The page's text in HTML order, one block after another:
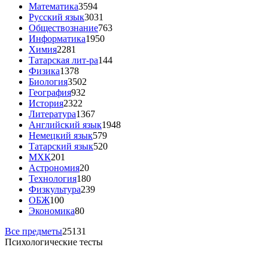
Математика3594
Русский язык3031
Обществознание763
Информатика1950
Химия2281
Татарская лит-ра144
Физика1378
Биология3502
География932
История2322
Литература1367
Английский язык1948
Немецкий язык579
Татарский язык520
МХК201
Астрономия20
Технология180
Физкультура239
ОБЖ100
Экономика80
Все предметы25131
Психологические тесты